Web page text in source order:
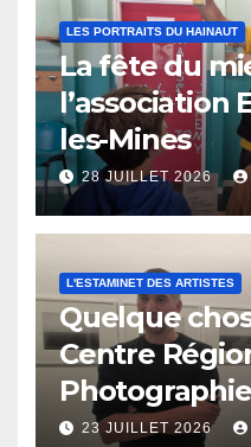
LES PORTRAITS DU HAINAUT
La fête du
l’association
les-Mines
28 JUILLET 2026
L'ESTAMINET DES ARTISTES
Quelque
Centre
Photographie
octobre
23 JUILLET 2026